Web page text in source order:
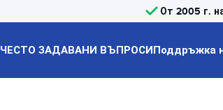
От 2005 г.
ЧЕСТО ЗАДАВАНИ ВЪПРОСИПоддръжка